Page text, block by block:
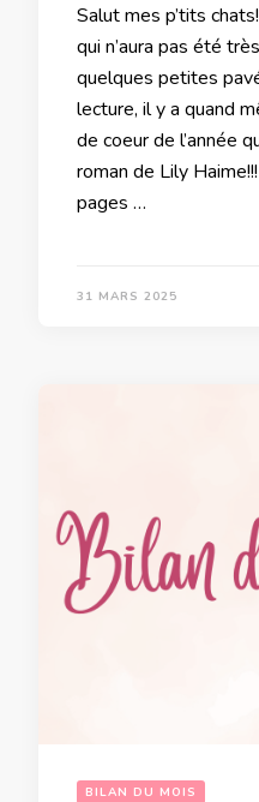
Salut mes p’tits
qui n’aura pas été
quelques petites
lecture, il y a quand
de coeur de l’année
roman de Lily
pages …
31 MARS 2025
BILAN DU MOIS